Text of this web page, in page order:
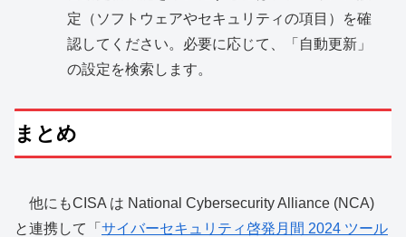
定（ソフトウェアやセキュリティの項目）を確
認してください。必要に応じて、「自動更新」
の設定を検索します。
まとめ
他にもCISA は National Cyber​​security Alliance (NCA)
と連携して「 サイバーセキュリティ啓発月間 2024 ツール